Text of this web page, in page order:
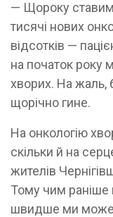
— Щороку
тисячі нових
відсотків —
на початок року
хворих. На жаль,
щорічно гине.
На онкологію
скільки й на
жителів
Тому чим раніше
швидше ми